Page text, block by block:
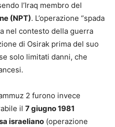
l’Iraq membro del
(NPT). L’operazione “spada
nel contesto della guerra
di Osirak prima del suo
solo limitati danni, che
2 furono invece
il 7 giugno 1981
israeliano (operazione